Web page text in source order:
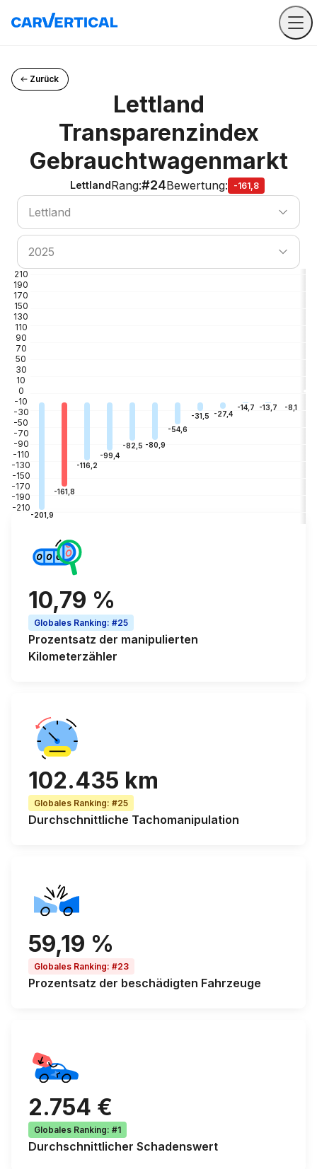
Zurück
Lettland
Transparenzindex
Gebrauchtwagenmarkt
LettlandRang:#24Bewertung: -161,8
Land suchen
Lettland
Land suchen
2025
210
190
170
150
130
110
90
70
50
30
10
0
-10
-30
-50
-70
-90
-110
-130
-150
-170
-190
-210
-201,9
-161,8
-116,2
-99,4
-82,5 -80,9
-54,6
-31,5 -27,4
-14,7 -13,7 -8,1
10,79 %
Globales Ranking: #25
Prozentsatz der manipulierten
Kilometerzähler
102.435 km
Globales Ranking: #25
Durchschnittliche Tachomanipulation
59,19 %
Globales Ranking: #23
Prozentsatz der beschädigten Fahrzeuge
2.754 €
Globales Ranking: #1
Durchschnittlicher Schadenswert